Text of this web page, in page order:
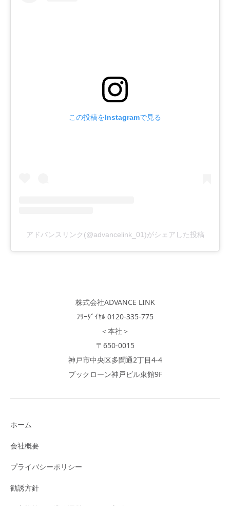
この投稿をInstagramで見る
アドバンスリンク(@advancelink_01)がシェアした投稿
株式会社ADVANCE LINK
ﾌﾘｰﾀﾞｲﾔﾙ 0120-335-775
＜本社＞
〒650-0015
神戸市中央区多聞通2丁目4-4
ブックローン神戸ビル東館9F
ホーム
会社概要
プライバシーポリシー
勧誘方針